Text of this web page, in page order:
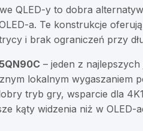
QLED-y to dobra
a. Te konstrukcje
i brak ograniczeń przy
– jeden z
lokalnym wygaszaniem
tryb gry, wsparcie dla
kąty widzenia niż w